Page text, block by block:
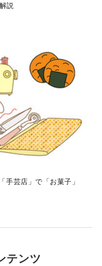
説
手芸店」で「お菓子」
テンツ